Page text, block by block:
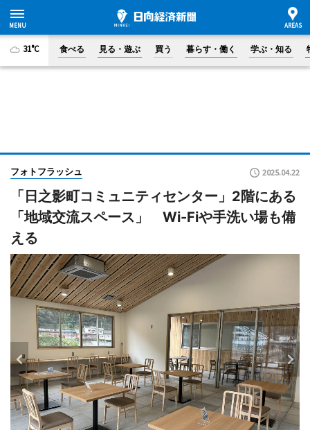
31°C 食べる 見る・遊ぶ 買う 暮らす・働く 学ぶ・知る
フォトフラッシュ 2025.04.22
「日之影町コミュニティセンター」2階にある
「地域交流スペース」 Wi-Fiや手洗い場も備
える